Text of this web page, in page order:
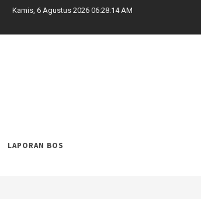
Kamis, 6 Agustus 2026 06:28:15 AM
LAPORAN BOS